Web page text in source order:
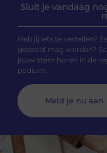
Sluit je vandaag
Heb jij iets te vertellen?
gedeeld mag worden?
jouw stem horen in de
podium.
Meld je nu aan